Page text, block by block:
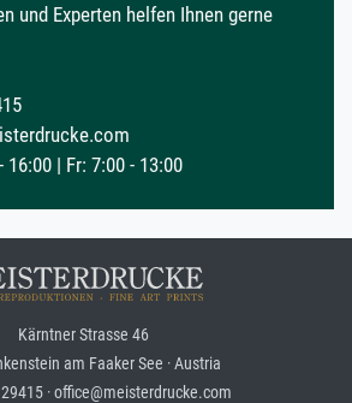
und Experten helfen Ihnen gerne
16:00 | Fr: 7:00 - 13:00
Kärntner Strasse 46
am Faaker See · Austria
· office@meisterdrucke.com